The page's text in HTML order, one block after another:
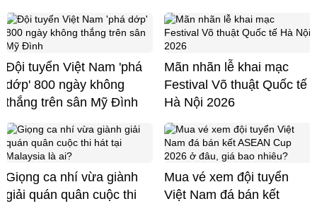
Đội tuyển Việt Nam 'phá
dớp' 800 ngày không
thắng trên sân Mỹ Đình
Mãn nhãn lễ khai mạc
Festival Võ thuật Quốc tế
Hà Nội 2026
Giọng ca nhí vừa giành
giải quán quân cuộc thi
Mua vé xem đội tuyển
Việt Nam đá bán kết